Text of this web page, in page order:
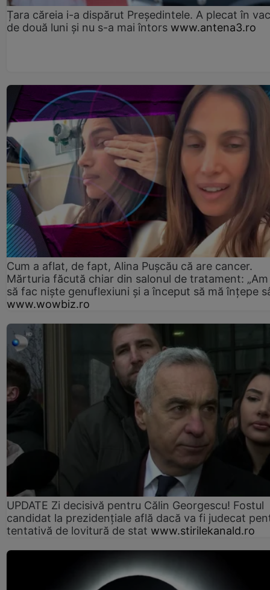
Țara căreia i-a dispărut Președintele. A plecat în
de două luni și nu s-a mai întors www.antena3.ro
Cum a aflat, de fapt, Alina Pușcău că are cancer.
Mărturia făcută chiar din salonul de tratament:
să fac niște genuflexiuni și a început să mă înțepe
www.wowbiz.ro
UPDATE Zi decisivă pentru Călin Georgescu! Fostul
candidat la prezidențiale află dacă va fi judecat
tentativă de lovitură de stat www.stirilekanald.ro